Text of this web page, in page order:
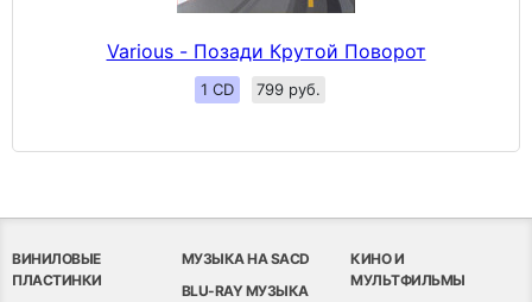
Various - Позади Крутой Поворот
1 CD 799 руб.
ВИНИЛОВЫЕ
ПЛАСТИНКИ
МУЗЫКА НА SACD
BLU-RAY МУЗЫКА
КИНО И
МУЛЬТФИЛЬМЫ